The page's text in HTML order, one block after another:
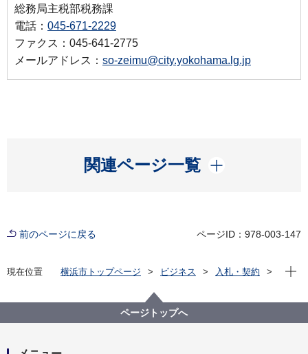
総務局主税部税務課
電話： 045-671-2229
ファクス：045-641-2775
メールアドレス： so-zeimu@city.yokohama.lg.jp
関連ページ一覧
開く
前のページに戻る ページID：978-003-147
現在位置 横浜市トップページ ビジネス
入札・契約
【入札結果掲載】【公募型指名競争入札】令和６年度
確定申告書情報等管理システムＡＳＰサービス提供業
現在
ページトップへ